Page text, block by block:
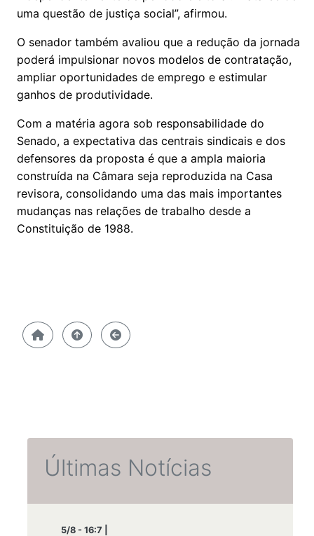
uma questão de justiça social”, afirmou.
O senador também avaliou que a redução da jornada
poderá impulsionar novos modelos de contratação,
ampliar oportunidades de emprego e estimular
ganhos de produtividade.
Com a matéria agora sob responsabilidade do
Senado, a expectativa das centrais sindicais e dos
defensores da proposta é que a ampla maioria
construída na Câmara seja reproduzida na Casa
revisora, consolidando uma das mais importantes
mudanças nas relações de trabalho desde a
Constituição de 1988.
Últimas Notícias
5/8 - 16:7 |